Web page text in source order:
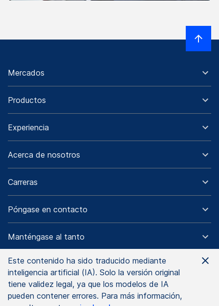
Este contenido ha sido traducido mediante
inteligencia artificial (IA). Solo la versión original
tiene validez legal, ya que los modelos de IA
pueden contener errores. Para más información,
Mercados
Productos
Experiencia
Acerca de nosotros
Carreras
Póngase en contacto
Manténgase al tanto
Información legal
Protección de datos
Términos & Condiciones